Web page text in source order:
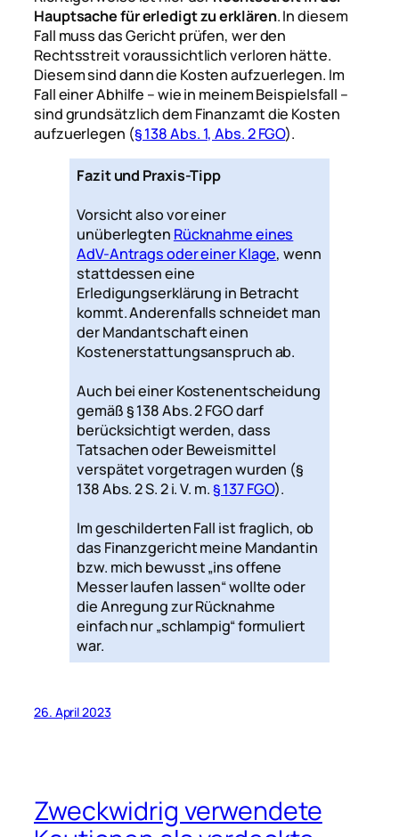
Hauptsache für erledigt zu erklären. In diesem
Fall muss das Gericht prüfen, wer den
Rechtsstreit voraussichtlich verloren hätte.
Diesem sind dann die Kosten aufzuerlegen. Im
Fall einer Abhilfe – wie in meinem Beispielsfall –
sind grundsätzlich dem Finanzamt die Kosten
aufzuerlegen (§ 138 Abs. 1, Abs. 2 FGO).
Fazit und Praxis-Tipp
Vorsicht also vor einer
unüberlegten Rücknahme eines
AdV-Antrags oder einer Klage, wenn
stattdessen eine
Erledigungserklärung in Betracht
kommt. Anderenfalls schneidet man
der Mandantschaft einen
Kostenerstattungsanspruch ab.
Auch bei einer Kostenentscheidung
gemäß § 138 Abs. 2 FGO darf
berücksichtigt werden, dass
Tatsachen oder Beweismittel
verspätet vorgetragen wurden (§
138 Abs. 2 S. 2 i. V. m.§ 137 FGO).
Im geschilderten Fall ist fraglich, ob
das Finanzgericht meine Mandantin
bzw. mich bewusst „ins offene
Messer laufen lassen“ wollte oder
die Anregung zur Rücknahme
einfach nur „schlampig“ formuliert
war.
26. April 2023
Zweckwidrig verwendete